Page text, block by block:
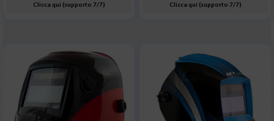
Clicca qui (supporto 7/7)
Clicca qui (supporto 7/7)